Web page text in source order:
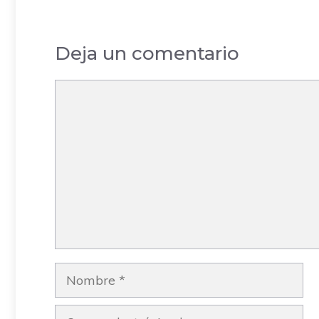
Deja un comentario
Nombre
Correo